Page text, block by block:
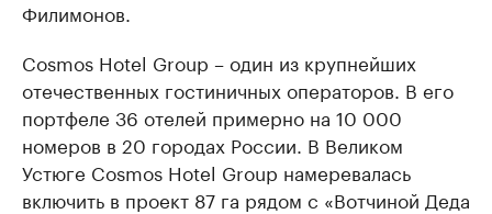
Филимонов.
Cosmos Hotel Group – один из крупнейших
отечественных гостиничных операторов. В его
портфеле 36 отелей примерно на 10 000
номеров в 20 городах России. В Великом
Устюге Cosmos Hotel Group намеревалась
включить в проект 87 га рядом с «Вотчиной Деда